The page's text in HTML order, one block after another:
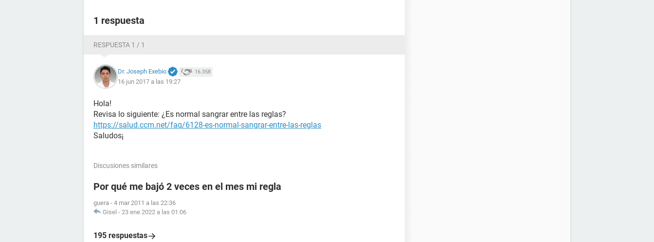
1 respuesta
RESPUESTA 1 / 1
Dr. Joseph Exebio 16.358
16 jun 2017 a las 19:27
Hola!
Revisa lo siguiente: ¿Es normal sangrar entre las reglas?
https://salud.ccm.net/faq/6128-es-normal-sangrar-entre-las-reglas
Saludos¡
Discusiones similares
Por qué me bajó 2 veces en el mes mi regla
guera - 4 mar 2011 a las 22:36
Gisel - 23 ene 2022 a las 01:06
195 respuestas